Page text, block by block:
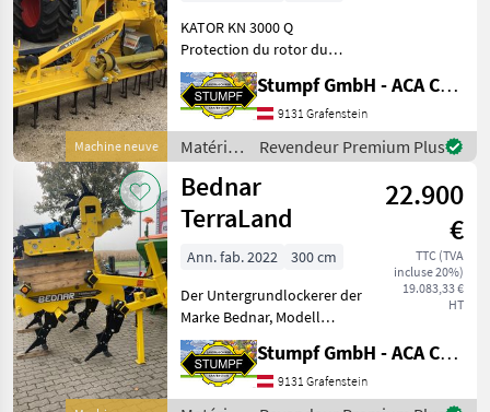
Machine neuve
KATOR KN 3000 Q
Protection du rotor du
système de pierre Système
de changement
rapide/système de
changement rapide de
lame Puissance
recommandée du tracteur
90 -
Stumpf GmbH - ACA Center Stumpf
9131 Grafenstein
Matériels
de
travail
du sol /
Bednar
Revendeur Premium Plus
Bednar
TerraLand
22.900
€
TTC (TVA
incluse 20%)
19.083,33 €
HT
Ann. fab. 2022
300 cm
Der Untergrundlockerer der
Marke Bednar, Modell
Terraland TN3000 M5R,
bietet eine beeindruckende
Kombination aus moderner
Technik und robuster
Stumpf GmbH - ACA Center Stumpf
9131 Grafenstein